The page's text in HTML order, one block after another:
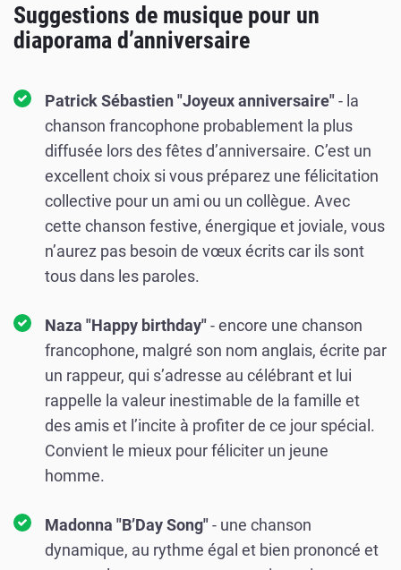
Suggestions de musique pour un
diaporama d’anniversaire
Patrick Sébastien "Joyeux anniversaire"- la
chanson francophone probablement la plus
diffusée lors des fêtes d’anniversaire. C’est un
excellent choix si vous préparez une félicitation
collective pour un ami ou un collègue. Avec
cette chanson festive, énergique et joviale, vous
n’aurez pas besoin de vœux écrits car ils sont
tous dans les paroles.
Naza "Happy birthday"- encore une chanson
francophone, malgré son nom anglais, écrite par
un rappeur, qui s’adresse au célébrant et lui
rappelle la valeur inestimable de la famille et
des amis et l’incite à profiter de ce jour spécial.
Convient le mieux pour féliciter un jeune
homme.
Madonna "B’Day Song"- une chanson
dynamique, au rythme égal et bien prononcé et